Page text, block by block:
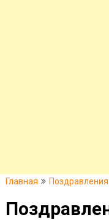
Главная Поздравления